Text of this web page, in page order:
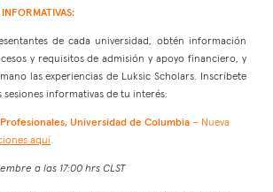
INFORMATIVAS:
de cada universidad, obtén información
y requisitos de admisión y apoyo financiero, y
las experiencias de Luksic Scholars. Inscríbete
informativas de tu interés:
Universidad de Columbia – Nueva
aquí.
a las 17:00 hrs CLST